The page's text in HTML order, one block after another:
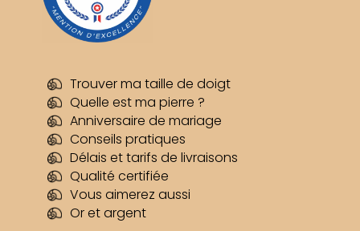
Trouver ma taille de doigt
Quelle est ma pierre ?
Anniversaire de mariage
Conseils pratiques
Délais et tarifs de livraisons
Qualité certifiée
Vous aimerez aussi
Or et argent